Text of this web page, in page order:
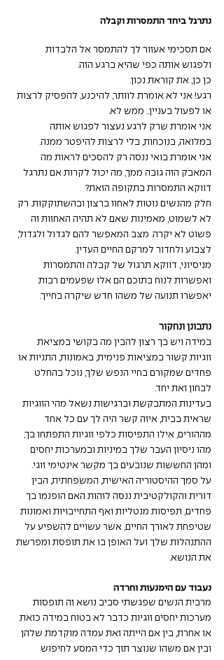
נתרגל ביחד התמסרות וקבלה
אם תסכימי אעזור לך להתמסר אל הלבדות
ולפגוש אותה כפי שהיא ברגע הזה.
כן כן, את קוראת נכון.
רגע! אני לא אומרת לוותר, להיכנע, להפסיק לרצות
או לפעול בעניין.. ממש לא.
אני אומרת שרק לרגע נעצור לפגוש אותה
במלואה, בנוכחות, בלי לרצות להיפטר ממנה.
אני אומרת בואי ננסה רק להסכים לראות מה
המאבק הזה גובה ממך, מה יכול לקרות אם נתרגל
דווקא התמסרות בתקופה הזאת?
חלק מהנשים נוטות לאחוז ברצון ובהשתוקקות. רק
לא לשמוט, מאמינות שאם לא תהיה האחזות זה
פשוט לא יקרה. מצב המאפשר להם לגדול ולגדול,
לצבוע ולחדור למרקם החיים העדין.
מניסיוני, דווקא תרגול של קבלה והתמסרות
ואפשרות לנוח בתוכם הם אלו שפעמים רבות
יאפשרו תנועה של משהו חדש שיקרה בחייך.
נתבונן ונחקור
במידה ויש בך רצון להבין מה בקושי במציאת
זוגיות קשור במציאות פנימית, באמונות, התניות או
פחדים שמקורם בחיי הנפש שלך, נוכל בהחלט
לבחון זאת יחד.
בעדינות המתבקשת וברגישות נשאל מהי הזוגיות
שראית בבית, איזה קשר היה לך עם כל אחד
מההורים, אילו התפיסות כלפי זוגיות התפתחו בך,
מהו ניסיון העבר שלך במיניות ובמערכות יחסים
ומהן החששות שנובעים בך מקשר אינטימי זוגי.
על סמך ההיסטוריה האישית, המשפחתית, הבין
דורית והקולקטיבית ננסה לזהות האם הופנמו בך
פחדים, תפיסות מנטליות ואף התחייבויות ואמונות
שטיפחת לאורך החיים, אשר עשויים להשפיע על
ההתנהלות שלך ועל האופן בו את תופסת ומפרשת
את הנושא.
נעבוד עם הימנעות וחרדה
מרבית הנשים שפגשתי סביב נושא זה תופסות
מערכות יחסים זוגיות כדבר לא בטוח במידה כזאת
או אחרת, בין אם הייתה זאת עמדה מוקדמת שלהן
ובין אם משהו שנוצר תוך כדי המסע לחיפוש